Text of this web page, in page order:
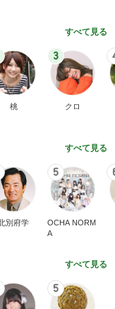
すべて見る
桃
3
クロ
すべて見る
別府学
5
OCHA NORM
A
すべて見る
5